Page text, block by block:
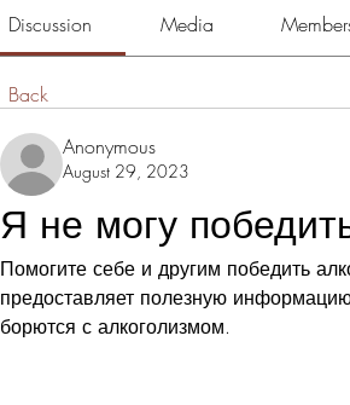
Discussion Media
Back
Anonymous
August 29, 2023
Я не могу
Помогите себе и другим победить
предоставляет полезную
борются с алкоголизмом.